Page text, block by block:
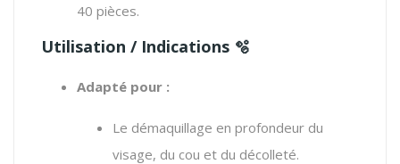
40 pièces.
Utilisation / Indications 🫧
Adapté pour :
Le démaquillage en profondeur du
visage, du cou et du décolleté.